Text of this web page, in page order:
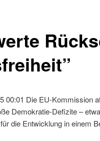
00:01 Die EU-Kommission
Demokratie-Defizite –
die Entwicklung in einem